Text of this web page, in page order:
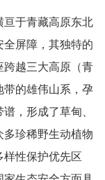
亘于青藏高原东北
屏障，其独特的
跨越三大高原（青
带的雄伟山系，孕
，形成了草甸、
珍稀野生动植物
样性保护优先区